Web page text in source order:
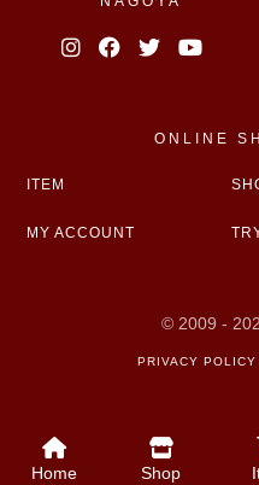
ONLINE
ITEM
MY ACCOUNT
© 2009 -
PRIVACY POLICY
Home Shop